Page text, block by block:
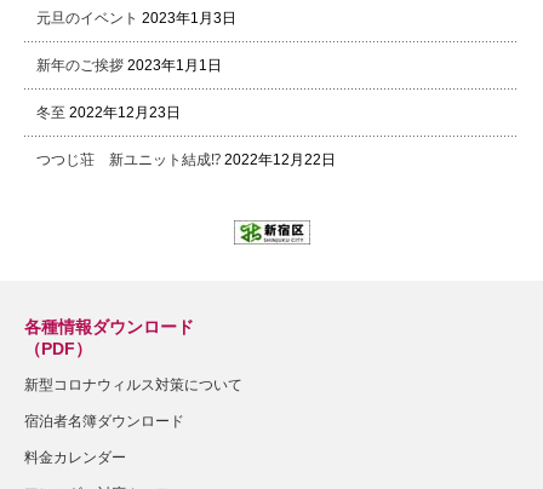
元旦のイベント 2023年1月3日
新年のご挨拶 2023年1月1日
冬至 2022年12月23日
つつじ荘 新ユニット結成⁉ 2022年12月22日
各種情報ダウンロード
（PDF）
新型コロナウィルス対策について
宿泊者名簿ダウンロード
料金カレンダー